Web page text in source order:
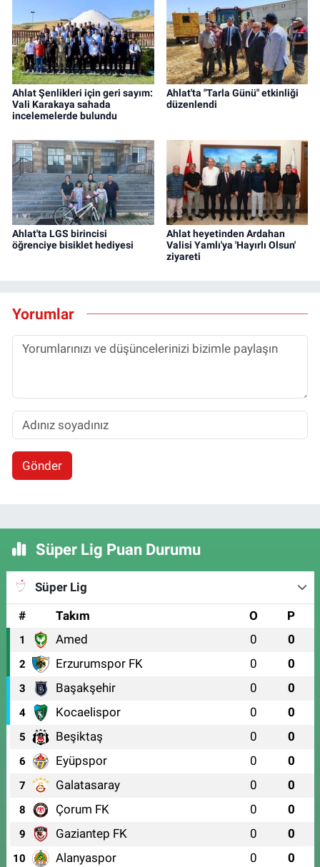
Ahlat Şenlikleri için geri sayım:
Vali Karakaya sahada
incelemelerde bulundu
Ahlat'ta "Tarla Günü" etkinliği
düzenlendi
Ahlat'ta LGS birincisi
öğrenciye bisiklet hediyesi
Ahlat heyetinden Ardahan
Valisi Yamlı'ya 'Hayırlı Olsun'
ziyareti
Yorumlar
Gönder
Süper Lig Puan Durumu
Süper Lig
#
Takım O P
1 Amed 0 0
2 Erzurumspor FK 0 0
3 Başakşehir 0 0
4 Kocaelispor 0 0
5 Beşiktaş 0 0
6 Eyüpspor 0 0
7 Galatasaray 0 0
8 Çorum FK 0 0
9 Gaziantep FK 0 0
10 Alanyaspor 0 0